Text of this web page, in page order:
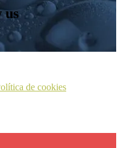
us
de cookies